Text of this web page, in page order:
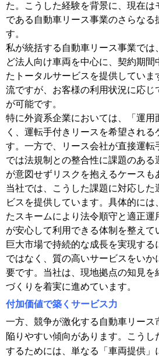
た。こうした経験を背景に、現在は
である自動車リース事業のさらなる
す。
私が統括する自動車リース事業では
ど法人向け車両を中心に、契約期間
たトータルサービスを提供していま
流ですが、お客様の利用状況に応じ
が可能です。
特に外資系企業においては、「運用
く、運転手付きリースを希望される
す。一方で、リース会社が直接運転
では法規制との整合性に課題のある
が意図せずリスクを抱えるケースも
当社では、こうした課題に対応した
ビスを提供しています。具体的には
たスキームにより法令順守と適正運
が安心して利用できる体制を整えて
巨大市場で持続的な成長を実現する
ではなく、質の高いサービスをいか
要です。当社は、現地拠点の知見を
づくりを着実に進めています。
付加価値で築くサービス力
一方、競争が激化する自動車リース
陥りやすい傾向があります。こう
するためには、単なる「車両提供」